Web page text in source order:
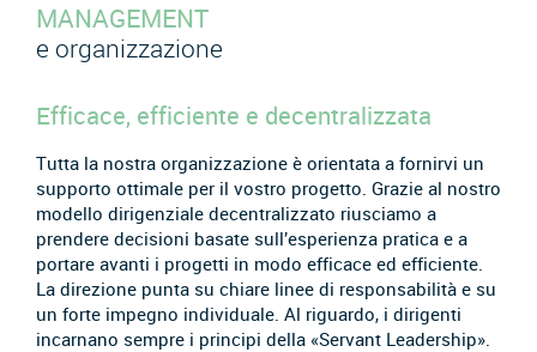
MANAGEMENT
e organizzazione
Efficace, efficiente e decentralizzata
Tutta la nostra organizzazione è orientata a fornirvi un
supporto ottimale per il vostro progetto. Grazie al nostro
modello dirigenziale decentralizzato riusciamo a
prendere decisioni basate sull’esperienza pratica e a
portare avanti i progetti in modo efficace ed efficiente.
La direzione punta su chiare linee di responsabilità e su
un forte impegno individuale. Al riguardo, i dirigenti
incarnano sempre i principi della «Servant Leadership».